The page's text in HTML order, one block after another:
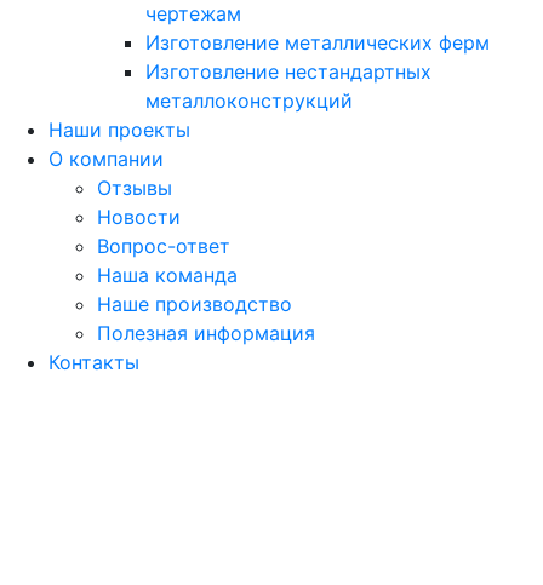
чертежам
Изготовление металлических ферм
Изготовление нестандартных
металлоконструкций
Наши проекты
О компании
Отзывы
Новости
Вопрос-ответ
Наша команда
Наше производство
Полезная информация
Контакты